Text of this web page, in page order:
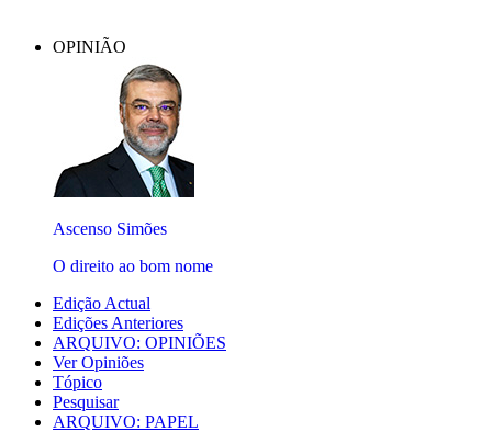
OPINIÃO
Ascenso Simões
O direito ao bom nome
Edição Actual
Edições Anteriores
ARQUIVO: OPINIÕES
Ver Opiniões
Tópico
Pesquisar
ARQUIVO: PAPEL